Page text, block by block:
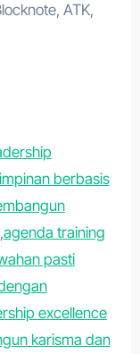
ATK,
berbasis
,agenda training
pasti
excellence
karisma dan